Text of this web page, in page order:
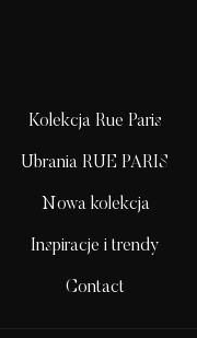
Kolekcja Rue Paris
Ubrania RUE PARIS
Nowa kolekcja
Inspiracje i trendy
Contact